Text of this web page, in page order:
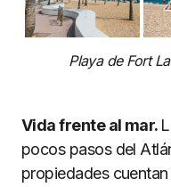
Playa de Fort
Vida frente al mar.
pocos pasos del
propiedades